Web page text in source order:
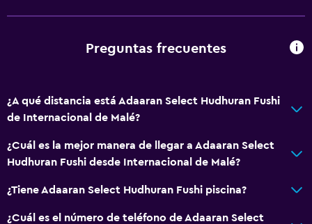
Preguntas frecuentes
¿A qué distancia está Adaaran Select Hudhuran Fushi
de Internacional de Malé?
¿Cuál es la mejor manera de llegar a Adaaran Select
Hudhuran Fushi desde Internacional de Malé?
¿Tiene Adaaran Select Hudhuran Fushi piscina?
¿Cuál es el número de teléfono de Adaaran Select